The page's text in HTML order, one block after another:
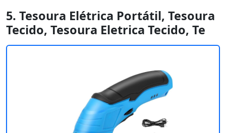
5. Tesoura Elétrica Portátil, Tesoura
Tecido, Tesoura Eletrica Tecido, Te